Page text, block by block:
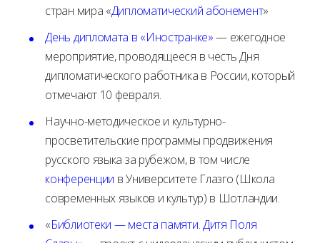
стран мира «Дипломатический абонемент»
День дипломата в «Иностранке»— ежегодное
мероприятие, проводящееся в честь Дня
дипломатического работника в России, который
отмечают 10 февраля.
Научно-методическое и культурно-
просветительские программы продвижения
русского языка за рубежом, в том числе
конференции в Университете Глазго (Школа
современных языков и культур) в Шотландии.
«Библиотеки — места памяти. Дитя Поля